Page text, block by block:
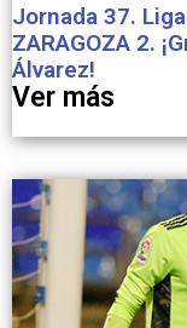
Jornada 37.
ZARAGOZA 2.
Álvarez!
Ver más